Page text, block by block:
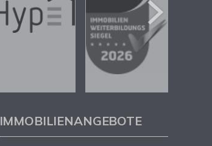
IMMOBILIENANGEBOTE